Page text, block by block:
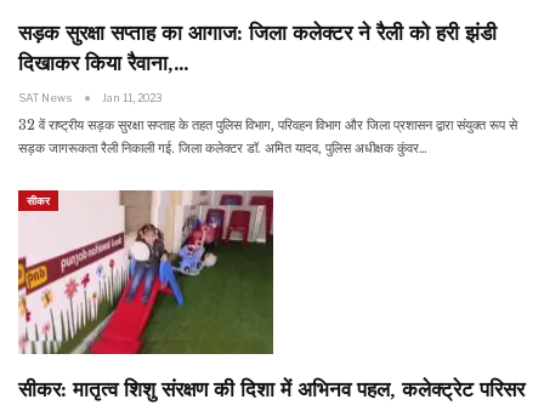
सड़क सुरक्षा सप्ताह का आगाज: जिला कलेक्टर ने रैली को हरी झंडी
दिखाकर किया रैवाना,…
SAT News Jan 11, 2023
32 वें राष्ट्रीय सड़क सुरक्षा सप्ताह के तहत पुलिस विभाग, परिवहन विभाग और जिला प्रशासन द्वारा संयुक्त रूप से
सड़क जागरूकता रैली निकाली गई. जिला कलेक्टर डॉ. अमित यादव, पुलिस अधीक्षक कुंवर…
सीकर
सीकर: मातृत्व शिशु संरक्षण की दिशा में अभिनव पहल, कलेक्ट्रेट परिसर